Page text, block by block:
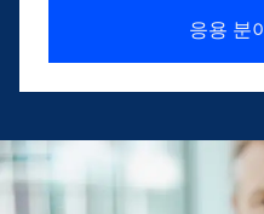
응용 분